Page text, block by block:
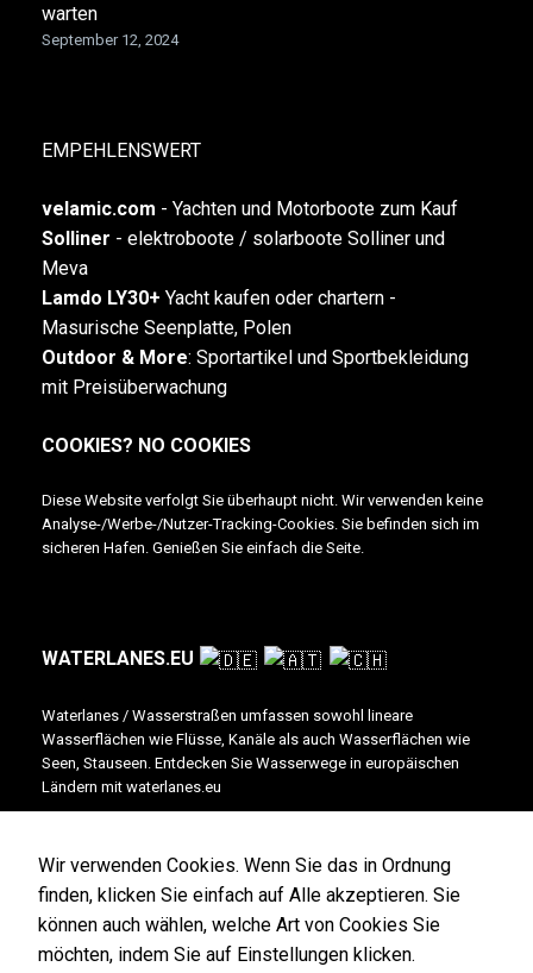
warten
September 12, 2024
EMPEHLENSWERT
velamic.com - Yachten und Motorboote zum Kauf
Solliner - elektroboote / solarboote Solliner und
Meva
Lamdo LY30+ Yacht kaufen oder chartern -
Masurische Seenplatte, Polen
Outdoor & More: Sportartikel und Sportbekleidung
mit Preisüberwachung
COOKIES? NO COOKIES
Diese Website verfolgt Sie überhaupt nicht. Wir verwenden keine
Analyse-/Werbe-/Nutzer-Tracking-Cookies. Sie befinden sich im
sicheren Hafen. Genießen Sie einfach die Seite.
WATERLANES.EU
Waterlanes / Wasserstraßen umfassen sowohl lineare
Wasserflächen wie Flüsse, Kanäle als auch Wasserflächen wie
Seen, Stauseen. Entdecken Sie Wasserwege in europäischen
Ländern mit waterlanes.eu
publisher @ Inventory
Write for us / Für uns schreiben
© waterlanes.eu / Inventory 2022-2026
Wir verwenden Cookies. Wenn Sie das in Ordnung
finden, klicken Sie einfach auf Alle akzeptieren. Sie
können auch wählen, welche Art von Cookies Sie
möchten, indem Sie auf Einstellungen klicken.